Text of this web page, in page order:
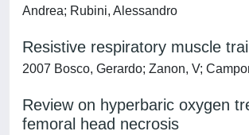
Andrea; Rubini, Alessandro
Resistive respiratory muscle
2007 Bosco, Gerardo; Zanon, V;
Review on hyperbaric oxygen
femoral head necrosis